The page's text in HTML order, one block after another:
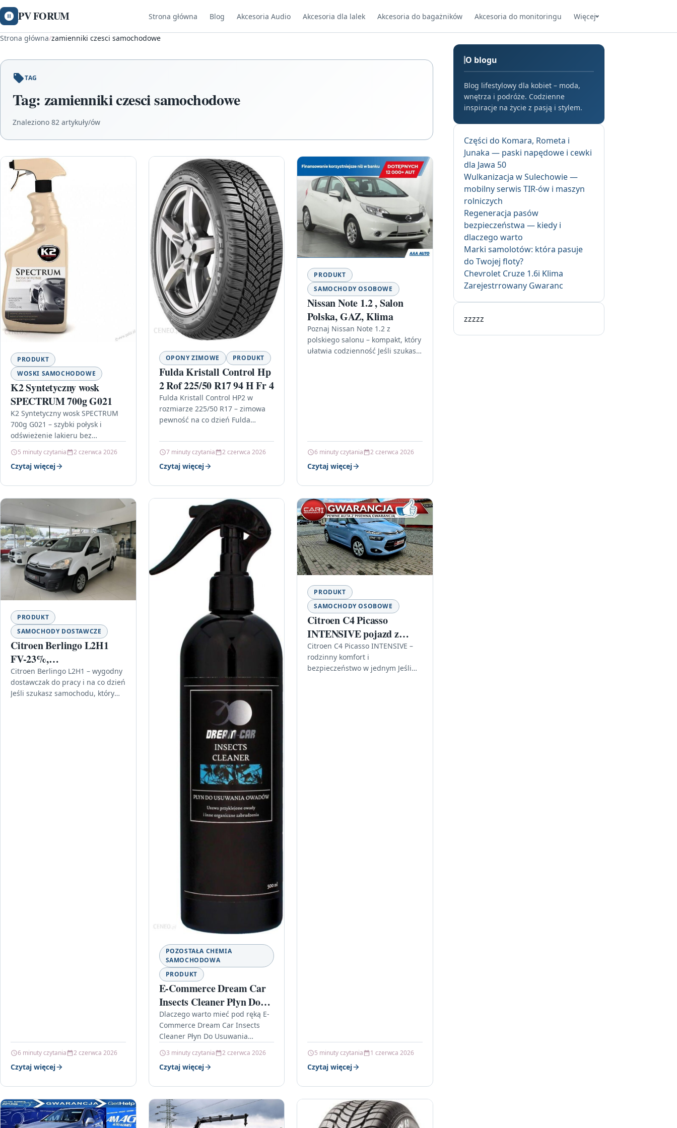
PV FORUM Strona główna Blog Akcesoria Audio Akcesoria dla lalek Akcesoria do bagażników Akcesoria do monitoringu Więcej
Strona główna/zamienniki czesci samochodowe
TAG
Tag: zamienniki czesci samochodowe
Znaleziono 82 artykuły/ów
PRODUKT
WOSKI SAMOCHODOWE
K2 Syntetyczny wosk
SPECTRUM 700g G021
K2 Syntetyczny wosk SPECTRUM
700g G021 – szybki połysk i
odświeżenie lakieru bez
Ci na efekcie „jak po wizycie u…
5 minuty czytania 2 czerwca 2026
Czytaj więcej
OPONY ZIMOWE PRODUKT
Fulda Kristall Control Hp
2 Rof 225/50 R17 94 H Fr 4
Fulda Kristall Control HP2 w
rozmiarze 225/50 R17 – zimowa
pewność na co dzień Fulda
R17 94 H…
7 minuty czytania 2 czerwca 2026
Czytaj więcej
PRODUKT
SAMOCHODY OSOBOWE
Nissan Note 1.2 , Salon
Polska, GAZ, Klima
Poznaj Nissan Note 1.2 z
polskiego salonu – kompakt, który
ułatwia codzienność Jeśli szukasz
6 minuty czytania 2 czerwca 2026
Czytaj więcej
PRODUKT
SAMOCHODY DOSTAWCZE
Citroen Berlingo L2H1
FV-23%,
gwarancja,dostawa
Citroen Berlingo L2H1 – wygodny
dostawczak do pracy i na co dzień
Jeśli szukasz samochodu, który
6 minuty czytania 2 czerwca 2026
Czytaj więcej
POZOSTAŁA CHEMIA
SAMOCHODOWA
PRODUKT
E-Commerce Dream Car
Insects Cleaner Płyn Do
Usuwania Owadów 500Ml
Dlaczego warto mieć pod ręką E-
Commerce Dream Car Insects
Cleaner Płyn Do Usuwania
letnim szybko weryfikuje stan
auta: na…
3 minuty czytania 2 czerwca 2026
Czytaj więcej
PRODUKT
SAMOCHODY OSOBOWE
Citroen C4 Picasso
INTENSIVE pojazd z
gwarancją
Citroen C4 Picasso INTENSIVE –
rodzinny komfort i
bezpieczeństwo w jednym Jeśli
5 minuty czytania 1 czerwca 2026
Czytaj więcej
O blogu
Blog lifestylowy dla kobiet – moda,
wnętrza i podróże. Codzienne
inspiracje na życie z pasją i stylem.
Części do Komara, Rometa i
Junaka — paski napędowe i cewki
dla Jawa 50
Wulkanizacja w Sulechowie —
mobilny serwis TIR-ów i maszyn
rolniczych
Regeneracja pasów
bezpieczeństwa — kiedy i
dlaczego warto
Marki samolotów: która pasuje
do Twojej floty?
Chevrolet Cruze 1.6i Klima
Zarejestrrowany Gwaranc
zzzzz